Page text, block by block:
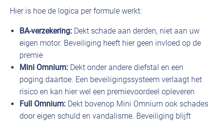
Hier is hoe de logica per formule werkt:
BA-verzekering: Dekt schade aan derden, niet aan uw
eigen motor. Beveiliging heeft hier geen invloed op de
premie
Mini Omnium: Dekt onder andere diefstal en een
poging daartoe. Een beveiligingssysteem verlaagt het
risico en kan hier wel een premievoordeel opleveren
Full Omnium: Dekt bovenop Mini Omnium ook schades
door eigen schuld en vandalisme. Beveiliging blijft